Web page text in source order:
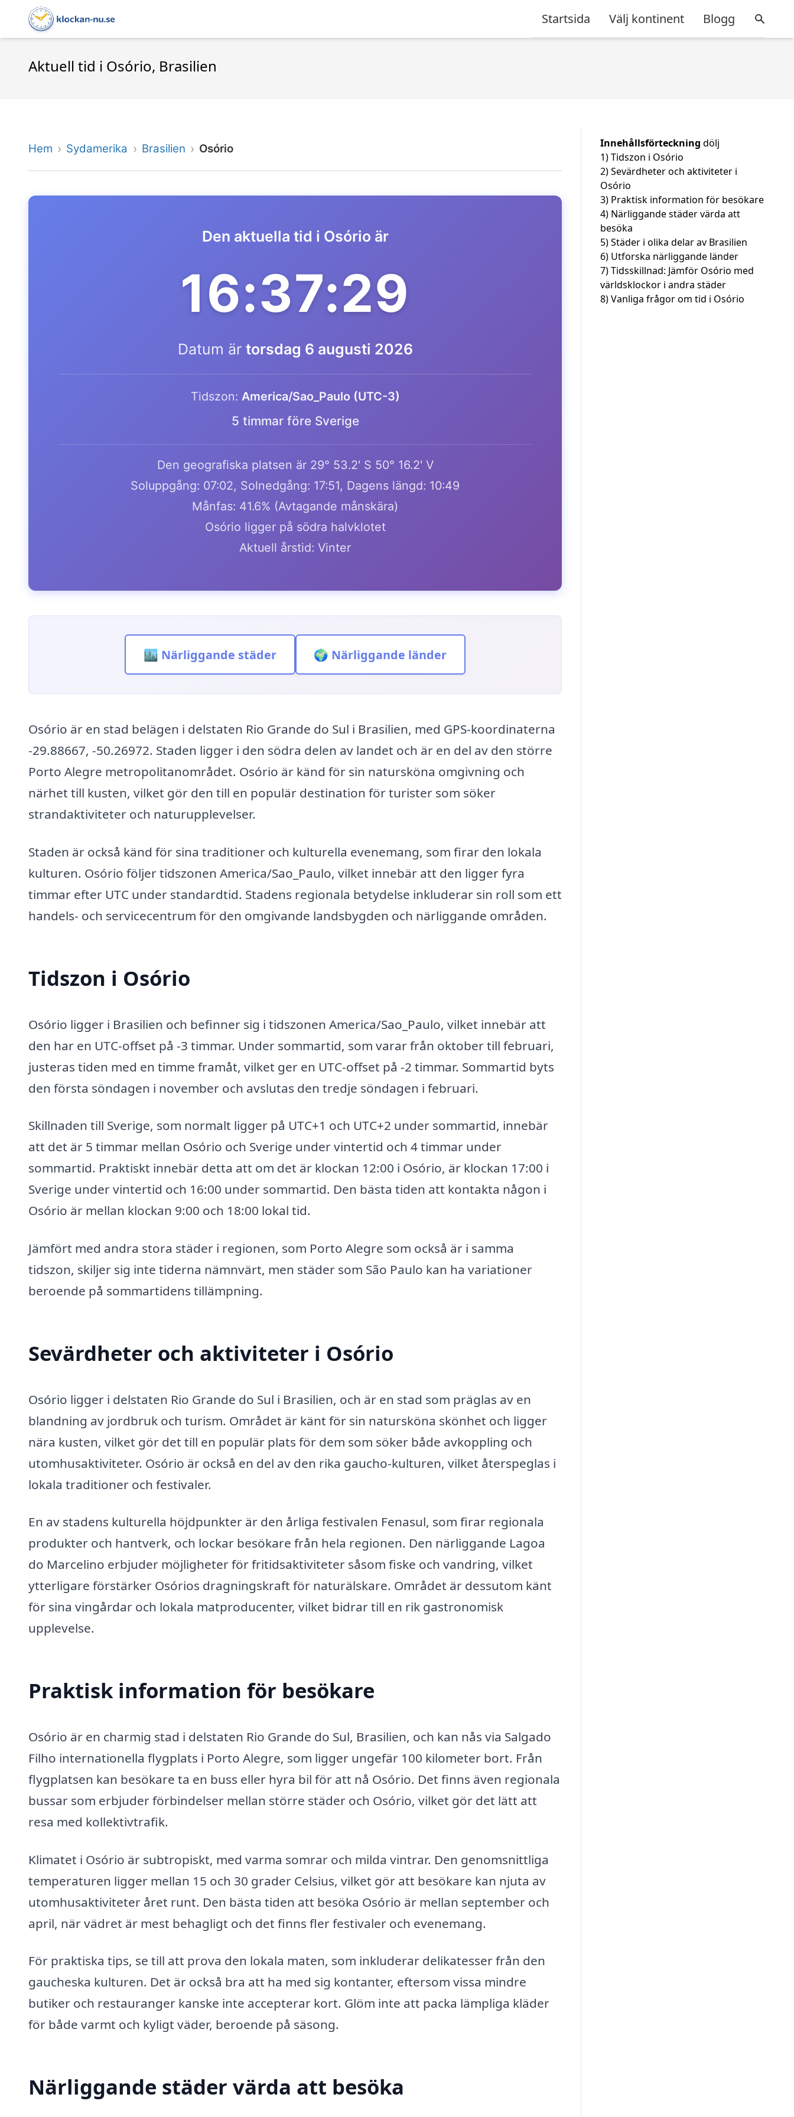
Startsida Välj kontinent Blogg
Aktuell tid i Osório, Brasilien
Hem Sydamerika Brasilien Osório
Den aktuella tid i Osório är
16:37:29
Datum är torsdag 6 augusti 2026
Tidszon: America/Sao_Paulo (UTC-3)
5 timmar före Sverige
Den geografiska platsen är 29° 53.2' S 50° 16.2' V
Soluppgång: 07:02, Solnedgång: 17:51, Dagens längd: 10:49
Månfas: 41.6% (Avtagande månskära)
Osório ligger på södra halvklotet
Aktuell årstid: Vinter
🏙️ Närliggande städer 🌍 Närliggande länder
Osório är en stad belägen i delstaten Rio Grande do Sul i Brasilien, med GPS-koordinaterna
-29.88667, -50.26972. Staden ligger i den södra delen av landet och är en del av den större
Porto Alegre metropolitanområdet. Osório är känd för sin natursköna omgivning och
närhet till kusten, vilket gör den till en populär destination för turister som söker
strandaktiviteter och naturupplevelser.
Staden är också känd för sina traditioner och kulturella evenemang, som firar den lokala
kulturen. Osório följer tidszonen America/Sao_Paulo, vilket innebär att den ligger fyra
timmar efter UTC under standardtid. Stadens regionala betydelse inkluderar sin roll som ett
handels- och servicecentrum för den omgivande landsbygden och närliggande områden.
Tidszon i Osório
Osório ligger i Brasilien och befinner sig i tidszonen America/Sao_Paulo, vilket innebär att
den har en UTC-offset på -3 timmar. Under sommartid, som varar från oktober till februari,
justeras tiden med en timme framåt, vilket ger en UTC-offset på -2 timmar. Sommartid byts
den första söndagen i november och avslutas den tredje söndagen i februari.
Skillnaden till Sverige, som normalt ligger på UTC+1 och UTC+2 under sommartid, innebär
att det är 5 timmar mellan Osório och Sverige under vintertid och 4 timmar under
sommartid. Praktiskt innebär detta att om det är klockan 12:00 i Osório, är klockan 17:00 i
Sverige under vintertid och 16:00 under sommartid. Den bästa tiden att kontakta någon i
Osório är mellan klockan 9:00 och 18:00 lokal tid.
Jämfört med andra stora städer i regionen, som Porto Alegre som också är i samma
tidszon, skiljer sig inte tiderna nämnvärt, men städer som São Paulo kan ha variationer
beroende på sommartidens tillämpning.
Sevärdheter och aktiviteter i Osório
Osório ligger i delstaten Rio Grande do Sul i Brasilien, och är en stad som präglas av en
blandning av jordbruk och turism. Området är känt för sin natursköna skönhet och ligger
nära kusten, vilket gör det till en populär plats för dem som söker både avkoppling och
utomhusaktiviteter. Osório är också en del av den rika gaucho-kulturen, vilket återspeglas i
lokala traditioner och festivaler.
En av stadens kulturella höjdpunkter är den årliga festivalen Fenasul, som firar regionala
produkter och hantverk, och lockar besökare från hela regionen. Den närliggande Lagoa
do Marcelino erbjuder möjligheter för fritidsaktiviteter såsom fiske och vandring, vilket
ytterligare förstärker Osórios dragningskraft för naturälskare. Området är dessutom känt
för sina vingårdar och lokala matproducenter, vilket bidrar till en rik gastronomisk
upplevelse.
Praktisk information för besökare
Osório är en charmig stad i delstaten Rio Grande do Sul, Brasilien, och kan nås via Salgado
Filho internationella flygplats i Porto Alegre, som ligger ungefär 100 kilometer bort. Från
flygplatsen kan besökare ta en buss eller hyra bil för att nå Osório. Det finns även regionala
bussar som erbjuder förbindelser mellan större städer och Osório, vilket gör det lätt att
resa med kollektivtrafik.
Klimatet i Osório är subtropiskt, med varma somrar och milda vintrar. Den genomsnittliga
temperaturen ligger mellan 15 och 30 grader Celsius, vilket gör att besökare kan njuta av
utomhusaktiviteter året runt. Den bästa tiden att besöka Osório är mellan september och
april, när vädret är mest behagligt och det finns fler festivaler och evenemang.
För praktiska tips, se till att prova den lokala maten, som inkluderar delikatesser från den
gaucheska kulturen. Det är också bra att ha med sig kontanter, eftersom vissa mindre
butiker och restauranger kanske inte accepterar kort. Glöm inte att packa lämpliga kläder
för både varmt och kyligt väder, beroende på säsong.
Närliggande städer värda att besöka
Innehållsförteckning dölj
1)Tidszon i Osório
2)Sevärdheter och aktiviteter i
Osório
3) Praktisk information för besökare
4) Närliggande städer värda att
besöka
5)Städer i olika delar av Brasilien
6) Utforska närliggande länder
7)Tidsskillnad: Jämför Osório med
världsklockor i andra städer
8)Vanliga frågor om tid i Osório